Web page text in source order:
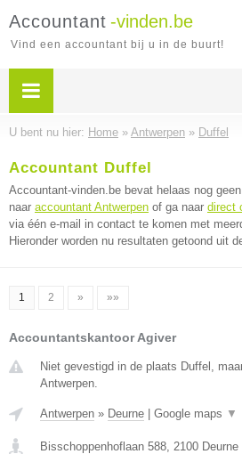
Accountant -vinden.be
Vind een accountant bij u in de buurt!
U bent nu hier: Home » Antwerpen » Duffel
Accountant Duffel
Accountant-vinden.be bevat helaas nog geen
naar accountant Antwerpen of ga naar direct
via één e-mail in contact te komen met
Hieronder worden nu resultaten getoond uit
1 2 » »»
Accountantskantoor Agiver
Niet gevestigd in de plaats Duffel,
Antwerpen.
Antwerpen » Deurne Google maps ▼
Bisschoppenhoflaan 588, 2100 Deurne